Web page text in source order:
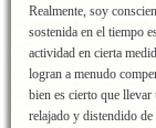
Realmente, soy
sostenida en el tiempo
actividad en cierta
logran a menudo
bien es cierto que
relajado y distendido